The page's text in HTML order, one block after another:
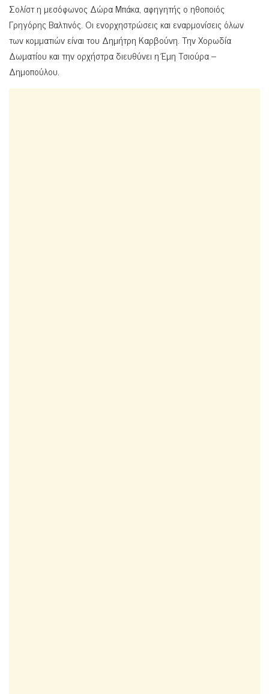
Σολίστ η μεσόφωνος Δώρα Μπάκα, αφηγητής ο ηθοποιός
Γρηγόρης Βαλτινός. Οι ενορχηστρώσεις και εναρμονίσεις όλων
των κομματιών είναι του Δημήτρη Καρβούνη. Την Χορωδία
Δωματίου και την ορχήστρα διευθύνει η Έμη Τσιούρα –
Δημοπούλου.